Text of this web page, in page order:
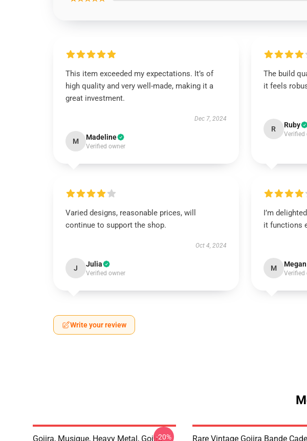
This item exceeded my expectations. It’s of
high quality and very well-made, making it a
great investment.
Dec 7, 2024
M Madeline
Verified owner
The build
it feels
R Ruby
Verified
Varied designs, reasonable prices, will
continue to support the shop.
Oct 4, 2024
J Julia
Verified owner
I’m
it functions
M Megan
Verified
Write your review
Gojira, Musique, Heavy Metal, Gojira-20%
Rare Vintage Gojira Bande